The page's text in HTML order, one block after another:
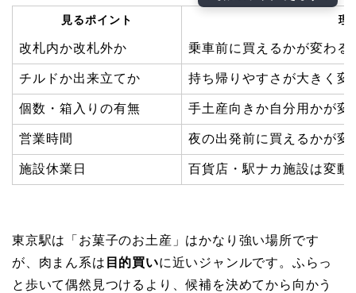
見るポイント 理
改札内か改札外か 乗車前に買えるかが変わる
チルドか出来立てか 持ち帰りやすさが大きく変
個数・箱入りの有無 手土産向きか自分用かが変
営業時間 夜の出発前に買えるかが変
施設休業日 百貨店・駅ナカ施設は変動
東京駅は「お菓子のお土産」はかなり強い場所です
が、肉まん系は 目的買いに近いジャンルです。ふらっ
と歩いて偶然見つけるより、候補を決めてから向かう